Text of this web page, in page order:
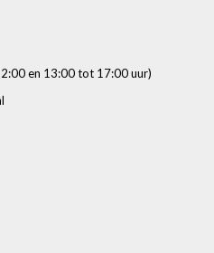
en 13:00 tot 17:00 uur)